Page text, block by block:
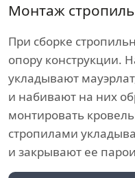
Монтаж
При сборке
опору конструкции.
укладывают
и набивают на них
монтировать
стропилами
и закрывают ее